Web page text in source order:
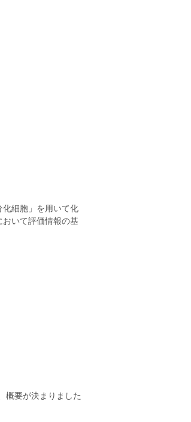
細胞」を用いて化
いて評価情報の基
概要が決まりました